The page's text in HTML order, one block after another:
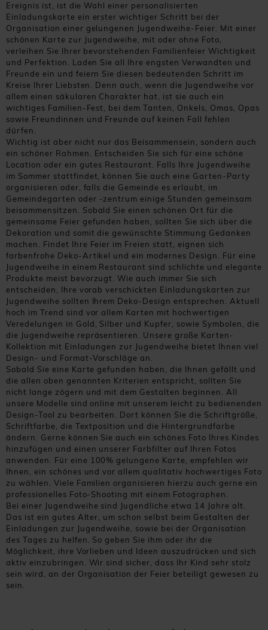
Ereignis ist, ist die Wahl einer personalisierten
Einladungskarte ein erster wichtiger Schritt bei der
Organisation einer gelungenen Jugendweihe-Feier. Mit einer
schönen Karte zur Jugendweihe, mit oder ohne Foto,
verleihen Sie Ihrer bevorstehenden Familienfeier Wichtigkeit
und Perfektion. Laden Sie all Ihre engsten Verwandten und
Freunde ein und feiern Sie diesen bedeutenden Schritt im
Kreise Ihrer Liebsten. Denn auch, wenn die Jugendweihe vor
allem einen säkularen Charakter hat, ist sie auch ein
wichtiges Familien-Fest, bei dem Tanten, Onkels, Omas, Opas
sowie Freundinnen und Freunde auf keinen Fall fehlen
dürfen.
Wichtig ist aber nicht nur das Beisammensein, sondern auch
ein schöner Rahmen. Entscheiden Sie sich für eine schöne
Location oder ein gutes Restaurant. Falls Ihre Jugendweihe
im Sommer stattfindet, können Sie auch eine Garten-Party
organisieren oder, falls die Gemeinde es erlaubt, im
Gemeindegarten oder -zentrum einige Stunden gemeinsam
beisammensitzen. Sobald Sie einen schönen Ort für die
gemeinsame Feier gefunden haben, sollten Sie sich über die
Dekoration und somit die gewünschte Stimmung Gedanken
machen. Findet Ihre Feier im Freien statt, eignen sich
farbenfrohe Deko-Artikel und ein modernes Design. Für eine
Jugendweihe in einem Restaurant sind schlichte und elegante
Produkte meist bevorzugt. Wie auch immer Sie sich
entscheiden, Ihre vorab verschickten Einladungskarten zur
Jugendweihe sollten Ihrem Deko-Design entsprechen. Aktuell
hoch im Trend sind vor allem Karten mit hochwertigen
Veredelungen in Gold, Silber und Kupfer, sowie Symbolen, die
die Jugendweihe repräsentieren. Unsere große Karten-
Kollektion mit Einladungen zur Jugendweihe bietet Ihnen viel
Design- und Format-Vorschläge an.
Sobald Sie eine Karte gefunden haben, die Ihnen gefällt und
die allen oben genannten Kriterien entspricht, sollten Sie
nicht lange zögern und mit dem Gestalten beginnen. All
unsere Modelle sind online mit unserem leicht zu bedienenden
Design-Tool zu bearbeiten. Dort können Sie die Schriftgröße,
Schriftfarbe, die Textposition und die Hintergrundfarbe
ändern. Gerne können Sie auch ein schönes Foto Ihres Kindes
hinzufügen und einen unserer Farbfilter auf Ihren Fotos
anwenden. Für eine 100% gelungene Karte, empfehlen wir
Ihnen, ein schönes und vor allem qualitativ hochwertiges Foto
zu wählen. Viele Familien organisieren hierzu auch gerne ein
professionelles Foto-Shooting mit einem Fotographen.
Bei einer Jugendweihe sind Jugendliche etwa 14 Jahre alt.
Das ist ein gutes Alter, um schon selbst beim Gestalten der
Einladungen zur Jugendweihe, sowie bei der Organisation
des Tages zu helfen. So geben Sie ihm oder ihr die
Möglichkeit, ihre Vorlieben und Ideen auszudrücken und sich
aktiv einzubringen. Wir sind sicher, dass Ihr Kind sehr stolz
sein wird, an der Organisation der Feier beteiligt gewesen zu
sein.